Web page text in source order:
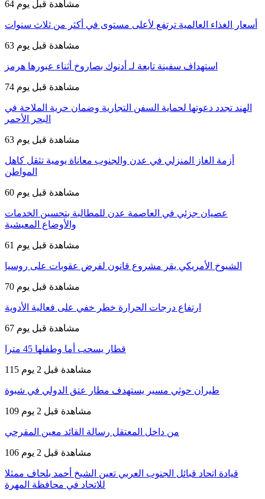
64 مشاهدة قبل يوم
أسعار الغذاء العالمية ترتفع لأعلى مستوى في أكثر من ثلاث سنوات
63 مشاهدة قبل يوم
استهداف سفينة تابعة لـ أدنوك بصاروخ أثناء عبورها هرمز
74 مشاهدة قبل يوم
الهند تجدد دعوتها لحماية السفن التجارية وضمان حرية الملاحة في
البحر الأحمر
63 مشاهدة قبل يوم
أزمة الغاز المنزلي في عدن والجنوب معاناة يومية تثقل كاهل
المواطن
60 مشاهدة قبل يوم
عصيان جزئي في العاصمة عدن للمطالبة بتحسين الخدمات
والأوضاع المعيشية
61 مشاهدة قبل يوم
الشيوخ الأمريكي يقر مشروع قانون لفرض عقوبات على روسيا
70 مشاهدة قبل يوم
ارتفاع درجات الحرارة خطر خفي على فعالية الأدوية
67 مشاهدة قبل يوم
قطار يسحب أما وطفلها 45 مترا
115 مشاهدة قبل 2 يوم
طيران حوثي مسير يستهدف مطار عتق الدولي في شبوة
109 مشاهدة قبل 2 يوم
من داخل المعتقل رسالة القائد معين المقرحي
106 مشاهدة قبل 2 يوم
قيادة اتحاد قبائل الجنوب العربي تعين الشيخ أحمد بلحاف ممثلا
للاتحاد في محافظة المهرة